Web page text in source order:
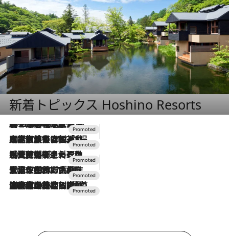
新着トピックス Hoshino Resorts
2026.8.7
【トンボの足水浴】ヒノキの香りに包まれて涼感マックス！約13℃の湧水かけ流しを避暑地「星野温泉 トンボの湯」で体験
2026.7.31
【ホテル帰省】という選択肢をOMOが提案。家族とほどよい距離を保つには「昼は実家、夜は気兼ねなくホテルで！」
2026.7.24
【夏限定ディナーコース】旬を迎える稚鮎や花ズッキーニなどをイタリア・トスカーナの郷土料理の手法で満喫！
2026.7.17
「土佐和ハーブかき氷」がOMO7高知に登場！生姜、山椒、大葉など目にも舌にも涼を呼ぶ郷土の味
2026.7.10
NEW OPEN！【界 草津】名湯の地に誕生。趣の異なる2種の温泉と上州ならではの会席・蕎麦割烹など美食を味わう究極の癒やし旅